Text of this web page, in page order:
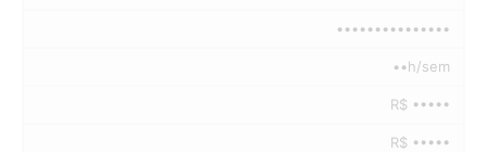
•••••••••••••••
••h/sem
R$ •••••
R$ •••••